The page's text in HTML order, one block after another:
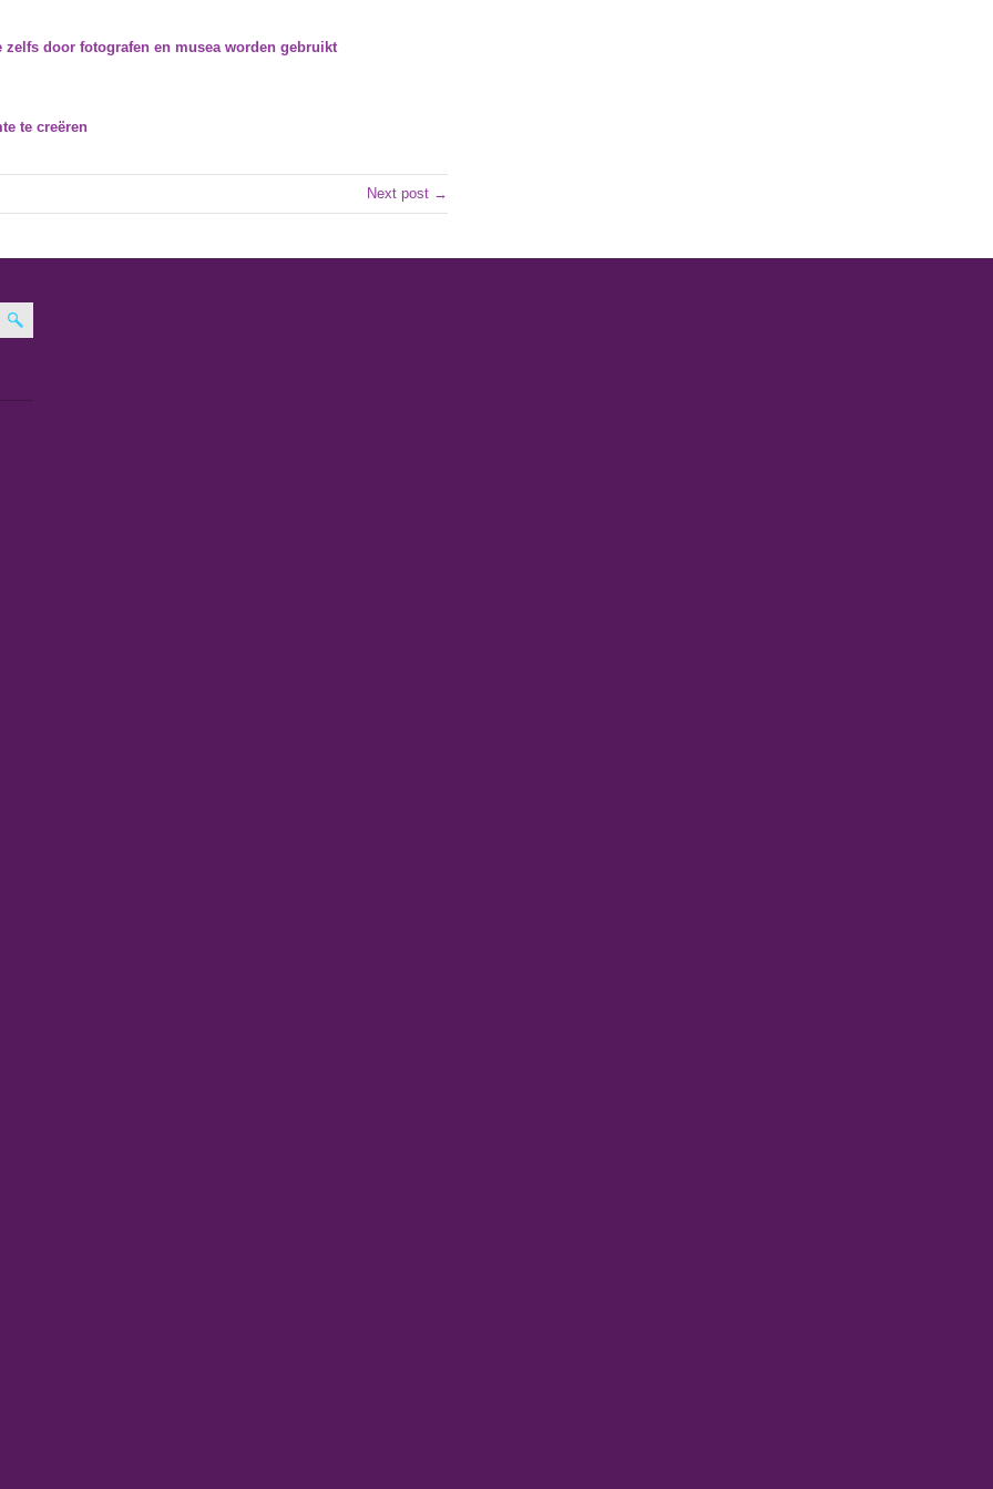
door fotografen en musea worden gebruikt
te creëren
Next post →